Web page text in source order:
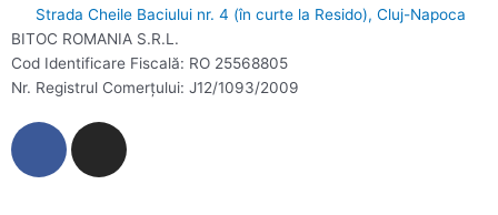
Strada Cheile Baciului nr. 4 (în curte la Resido), Cluj-Napoca
BITOC ROMANIA S.R.L.
Cod Identificare Fiscală: RO 25568805
Nr. Registrul Comerţului: J12/1093/2009
F
I